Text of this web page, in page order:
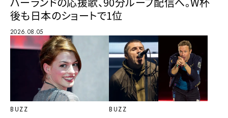
後も日本のショートで1位
2026.08.05
BUZZ BUZZ